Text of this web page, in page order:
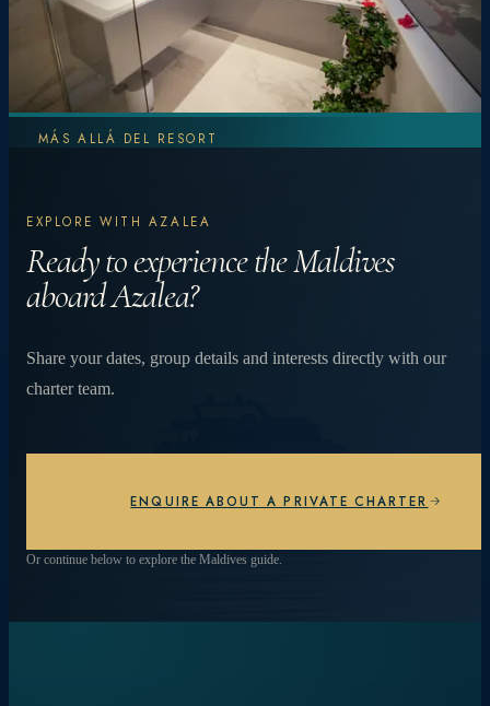
MÁS ALLÁ DEL RESORT
Explora más.
Experimente más.
Desde vibrantes arrecifes de coral y encuentros
EXPLORE WITH AZALEA
Ready to experience the Maldives
aboard Azalea?
Share your dates, group details and interests directly with our
charter team.
ENQUIRE ABOUT A PRIVATE CHARTER
Or continue below to explore the Maldives guide.